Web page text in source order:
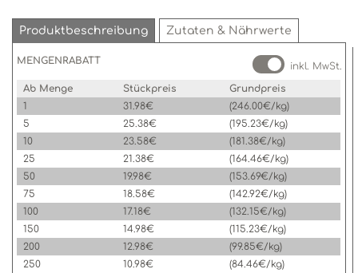
Produktbeschreibung Zutaten & Nährwerte
MENGENRABATT
inkl. MwSt.
Ab Menge
Stückpreis
Grundpreis
1
31.98€
(246.00€/kg)
5
25.38€
(195.23€/kg)
10
23.58€
(181.38€/kg)
25
21.38€
(164.46€/kg)
50
19.98€
(153.69€/kg)
75
18.58€
(142.92€/kg)
100
17.18€
(132.15€/kg)
150
14.98€
(115.23€/kg)
200
12.98€
(99.85€/kg)
250
10.98€ (84.46€/kg)